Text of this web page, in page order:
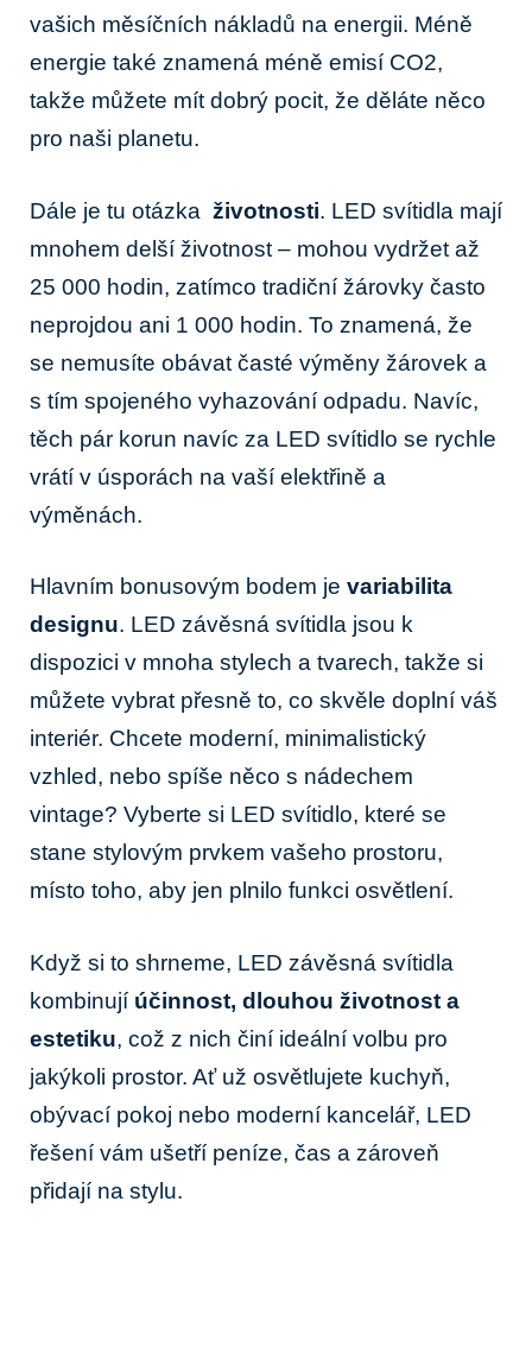
vašich měsíčních nákladů na⁢ energii. ⁢Méně
energie⁤ také znamená méně emisí ⁤CO2,
takže‍ můžete mít ‌dobrý pocit, že děláte něco
pro‌ naši⁢ planetu.
Dále je​ tu otázka ⁤ životnosti. LED svítidla ‍mají
mnohem delší životnost – mohou vydržet až
25 000 hodin, zatímco​ tradiční žárovky často
neprojdou ani 1 000 hodin.‌ To ‌znamená, že
se​ nemusíte ​obávat časté výměny žárovek a
s‍ tím spojeného vyhazování⁣ odpadu. Navíc,
těch pár korun ‌navíc za ​LED svítidlo se ‍rychle
vrátí v úsporách ⁤na vaší elektřině a
⁤výměnách.
Hlavním​ bonusovým bodem je variabilita
designu. LED‍ závěsná svítidla‌ jsou k
⁣dispozici v mnoha stylech⁣ a‍ tvarech,‌ takže si⁣
můžete‌ vybrat přesně to, co ⁢skvěle doplní⁣ váš
interiér. Chcete⁤ moderní, minimalistický
vzhled, nebo‌ spíše ​něco s ‍nádechem
⁢vintage? Vyberte ⁢si LED​ svítidlo, které ⁢se⁤
stane stylovým prvkem vašeho prostoru,
místo toho, aby ‌jen plnilo funkci ‍osvětlení.
Když si to shrneme, LED závěsná ‍svítidla
kombinují účinnost, ⁣dlouhou životnost a
estetiku, ⁤což z​ nich činí ideální volbu ‍pro
jakýkoli prostor. Ať ⁤už osvětlujete kuchyň,
obývací pokoj nebo moderní ⁣kancelář, LED
řešení vám ušetří peníze, čas a zároveň
přidají ⁣na stylu.